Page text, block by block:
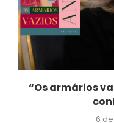
“Os armários
6